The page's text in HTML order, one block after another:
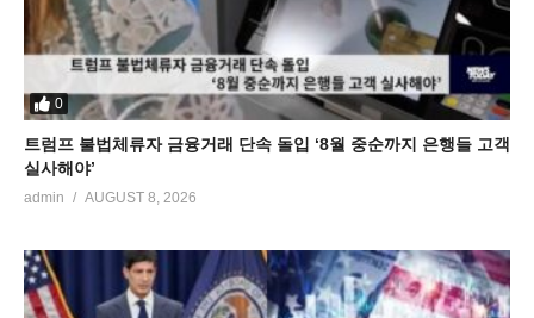
0
트럼프 불법체류자 금융거래 단속 돌입 ‘8월 중순까지 은행들 고객
실사해야’
admin AUGUST 8, 2026